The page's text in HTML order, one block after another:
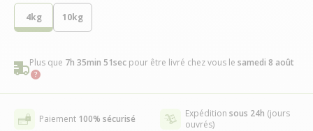
4kg 10kg
Plus que 7h 35min 50sec pour être livré chez vous le samedi 8 août
Paiement 100% sécurisé Expédition sous 24h (jours
ouvrés)